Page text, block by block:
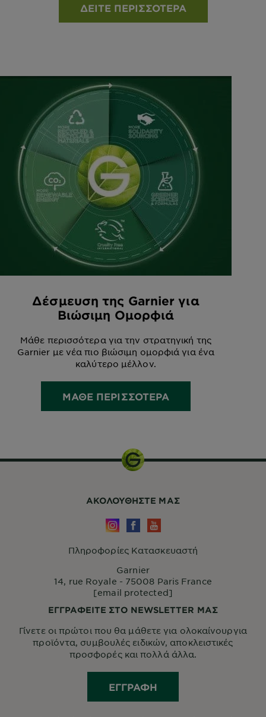
ΔΕΊΤΕ ΠΕΡΙΣΣΌΤΕΡΑ
Δέσμευση της Garnier για
Βιώσιμη Ομορφιά
Μάθε περισσότερα για την στρατηγική της
Garnier με νέα πιο βιώσιμη ομορφιά για ένα
καλύτερο μέλλον.
ΜΑΘΕ ΠΕΡΙΣΣΟΤΕΡΑ
ΑΚΟΛΟΥΘHΣΤΕ ΜΑΣ
Πληροφορίες Κατασκευαστή
Garnier
14, rue Royale - 75008 Paris France
[email protected]
ΕΓΓΡΑΦΕΙΤΕ ΣΤΟ NEWSLETTER ΜΑΣ
Γίνετε οι πρώτοι που θα μάθετε για ολοκαίνουργια
προϊόντα, συμβουλές ειδικών, αποκλειστικές
προσφορές και πολλά άλλα.
ΕΓΓΡΑΦΉ